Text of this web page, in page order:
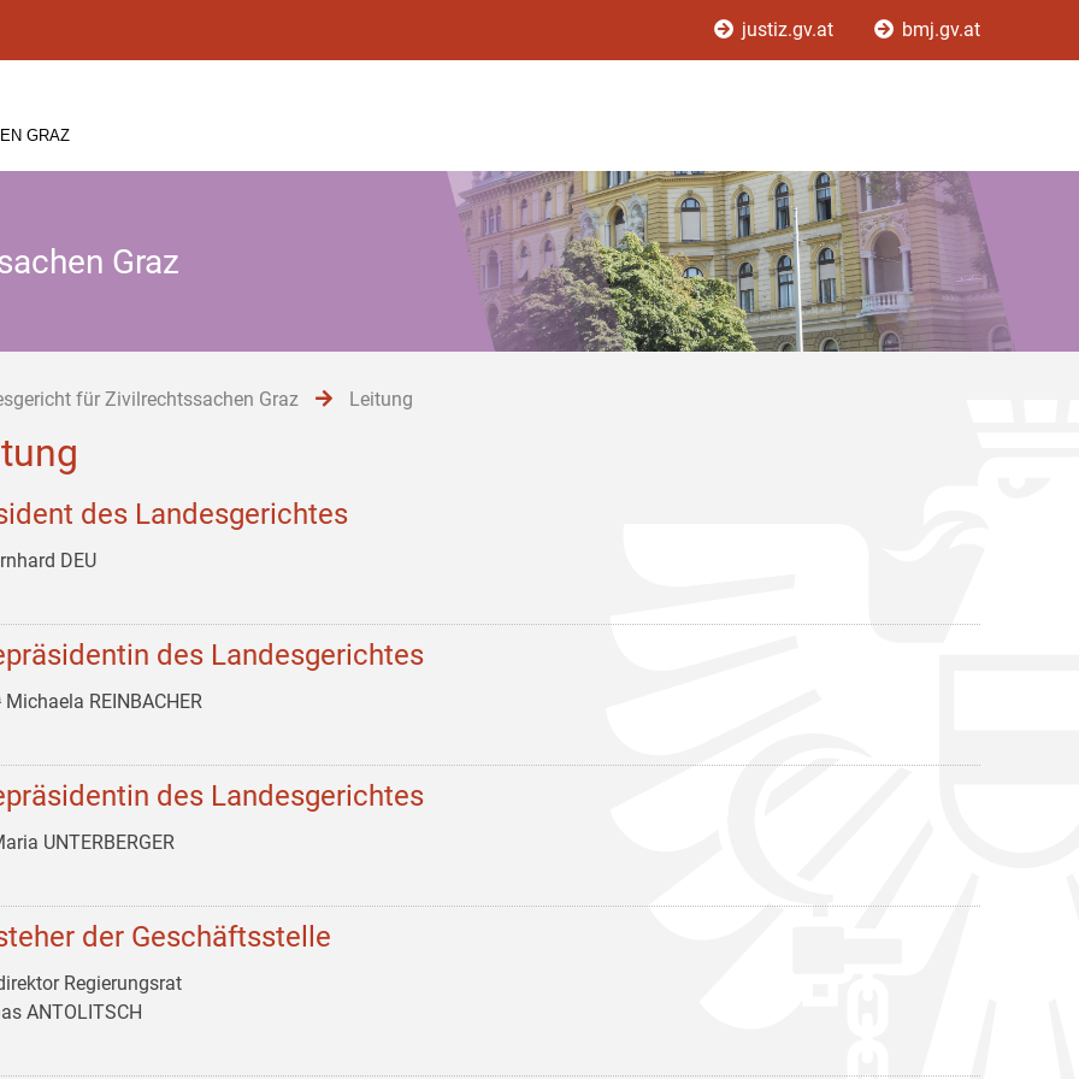
justiz.gv.at bmj.gv.at
GRAZ
Graz
für Zivilrechtssachen Graz Leitung
des Landesgerichtes
DEU
des Landesgerichtes
Michaela REINBACHER
des Landesgerichtes
UNTERBERGER
der Geschäftsstelle
Regierungsrat
ANTOLITSCH